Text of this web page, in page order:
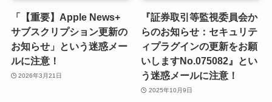
「【重要】Apple News+
サブスクリプション更新の
お知らせ」という迷惑メー
ルに注意！
2026年3月21日
『証券取引等監視委員会か
らのお知らせ：セキュリテ
ィプラグインの更新をお願
いしますNo.075082』とい
う迷惑メールに注意！
2025年10月9日